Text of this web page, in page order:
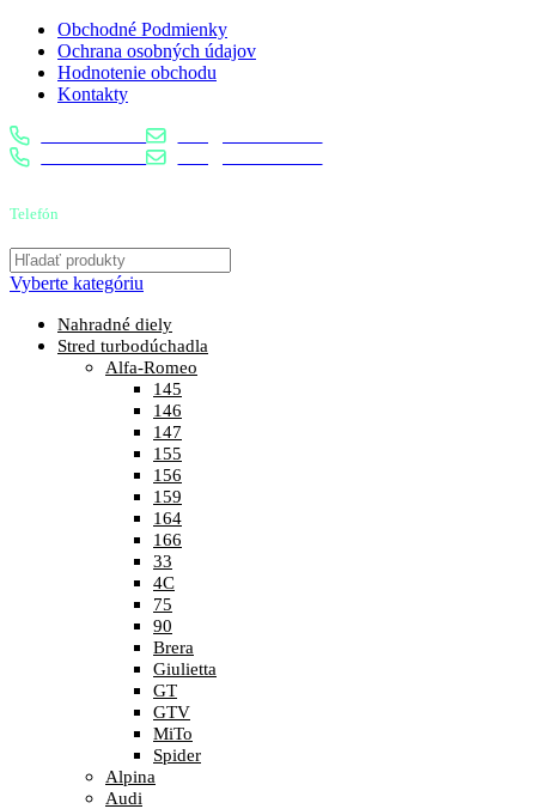
Obchodné Podmienky
Ochrana osobných údajov
Hodnotenie obchodu
Kontakty
0904 400 399
0904 400 399
Telefón
Vyberte kategóriu
Nahradné diely
Stred turbodúchadla
Alfa-Romeo
145
146
147
155
156
159
164
166
33
4C
75
90
Brera
Giulietta
GT
GTV
MiTo
Spider
Alpina
Audi